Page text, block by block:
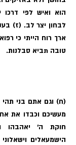
הוא ואיש לפי
לבחון יצר לב. (ז)
ארך רוח הייתי כי
טובה תביא סבלנות.
(ח) וגם אתם בני תהי
מעשיכם וכבדו את
חוקת ה׳
הישמעאלים